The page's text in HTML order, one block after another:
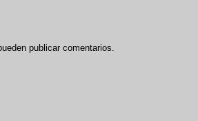
publicar comentarios.